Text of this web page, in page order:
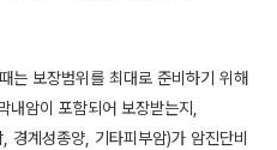
는 보장범위를 최대로 준비하기 위해
내암이 포함되어 보장받는지,
경계성종양, 기타피부암)가 암진단비